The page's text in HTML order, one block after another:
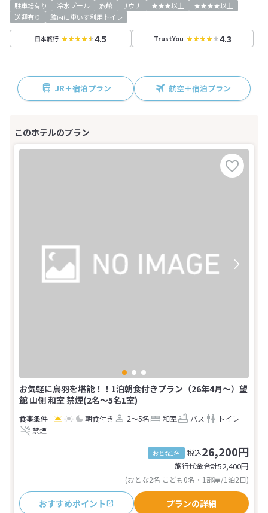
駐車場有り
冷水プール 旅館 サウナ ★★★以上
★★★★以上
送迎有り
館内に車いす利用トイレ
日本旅行 4.5 TrustYou 4.3
JR＋宿泊プラン 航空＋宿泊プラン
お気軽に鳥羽を堪能！！1泊朝食付きプラン（26年4月～）望
館 山側 和室 禁煙(2名～5名1室)
朝食付き 2～5名 和室 バス
トイレ
禁煙
おとな1名 税込26,200円
旅行代金合計52,400円
(おとな2名 こども0名・1部屋/1泊2日)
おすすめポイント プランの詳細